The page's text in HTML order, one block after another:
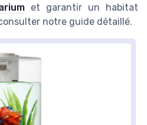
et garantir un habitat
notre guide détaillé.